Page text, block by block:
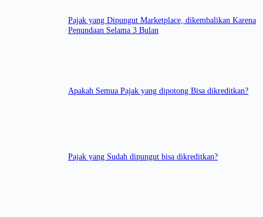
Pajak yang Dipungut Marketplace, dikembalikan Karena
Penundaan Selama 3 Bulan
Apakah Semua Pajak yang dipotong Bisa dikreditkan?
Pajak yang Sudah dipungut bisa dikreditkan?